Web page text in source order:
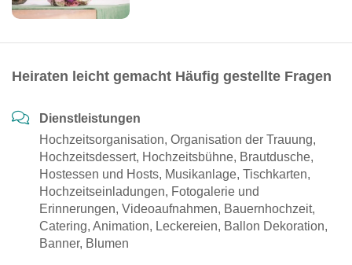
Heiraten leicht gemacht Häufig gestellte Fragen
Dienstleistungen
Hochzeitsorganisation, Organisation der Trauung,
Hochzeitsdessert, Hochzeitsbühne, Brautdusche,
Hostessen und Hosts, Musikanlage, Tischkarten,
Hochzeitseinladungen, Fotogalerie und
Erinnerungen, Videoaufnahmen, Bauernhochzeit,
Catering, Animation, Leckereien, Ballon Dekoration,
Banner, Blumen